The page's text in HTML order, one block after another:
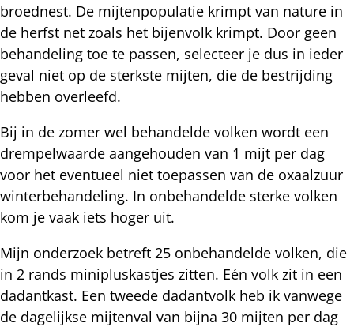
broednest. De mijtenpopulatie krimpt van nature in
de herfst net zoals het bijenvolk krimpt. Door geen
behandeling toe te passen, selecteer je dus in ieder
geval niet op de sterkste mijten, die de bestrijding
hebben overleefd.
Bij in de zomer wel behandelde volken wordt een
drempelwaarde aangehouden van 1 mijt per dag
voor het eventueel niet toepassen van de oxaalzuur
winterbehandeling. In onbehandelde sterke volken
kom je vaak iets hoger uit.
Mijn onderzoek betreft 25 onbehandelde volken, die
in 2 rands minipluskastjes zitten. Eén volk zit in een
dadantkast. Een tweede dadantvolk heb ik vanwege
de dagelijkse mijtenval van bijna 30 mijten per dag